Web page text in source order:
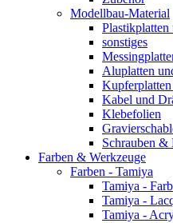
Modellbau-Material
sonstiges
Aluplatten
Kabel und
Klebefolien
Schrauben &
Farben & Werkzeuge
Farben - Tamiya
Tamiya -
Tamiya -
Tamiya -